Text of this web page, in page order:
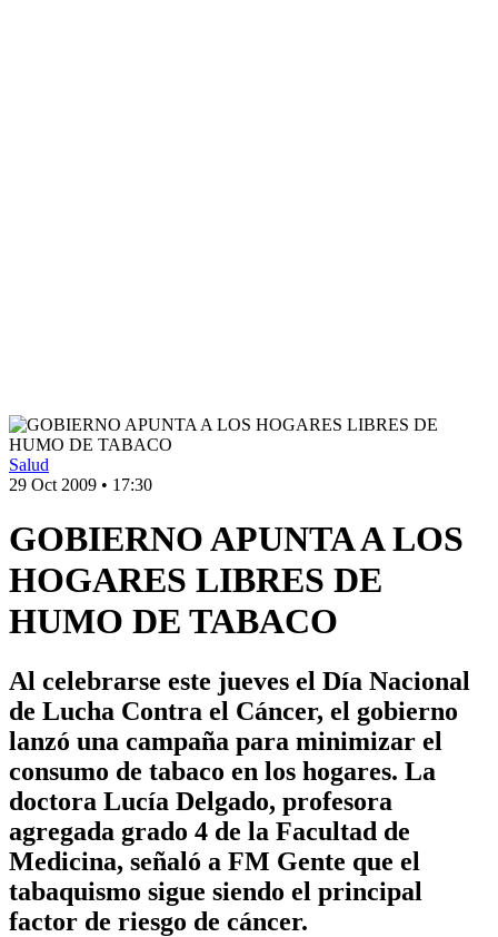
Salud
29 Oct 2009 • 17:30
GOBIERNO APUNTA A LOS
HOGARES LIBRES DE
HUMO DE TABACO
Al celebrarse este jueves el Día Nacional
de Lucha Contra el Cáncer, el gobierno
lanzó una campaña para minimizar el
consumo de tabaco en los hogares. La
doctora Lucía Delgado, profesora
agregada grado 4 de la Facultad de
Medicina, señaló a FM Gente que el
tabaquismo sigue siendo el principal
factor de riesgo de cáncer.